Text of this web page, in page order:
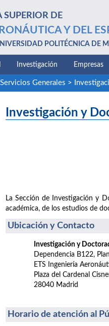
SUPERIOR DE
Y DEL
POLITÉCNICA DE
Investigación Empresas
Generales >
Investigación y
La Sección de Investigación y
académica, de los estudios de
Ubicación y Contacto
Investigación y
Dependencia B122,
ETS Ingeniería
Plaza del Cardenal
28040 Madrid
Horario de atención al